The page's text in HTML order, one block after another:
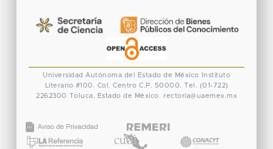
Universidad Autónoma del Estado de México
Instituto
Literario #100. Col. Centro C.P. 50000. Tel. (01-722)
2262300 Toluca, Estado de México. rectoria@uaemex.mx